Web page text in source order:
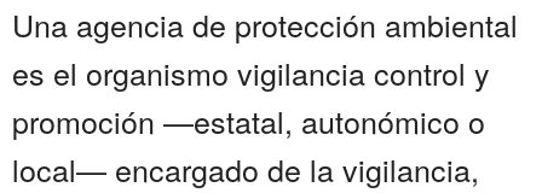
Una agencia de protección ambiental
es el organismo vigilancia control y
promoción —estatal, autonómico o
local— encargado de la vigilancia,